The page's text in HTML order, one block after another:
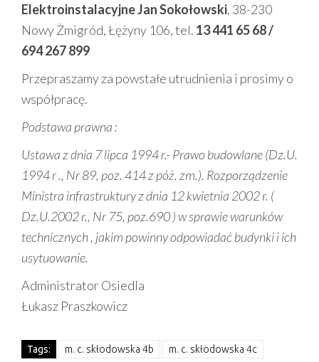
Elektroinstalacyjne Jan Sokołowski, 38-230
Nowy Żmigród, Łężyny 106, tel. 13 441 65 68 /
694 267 899
Przepraszamy za powstałe utrudnienia i prosimy o
współpracę.
Podstawa prawna :
Ustawa z dnia 7 lipca 1994 r.- Prawo budowlane (Dz.U.
1994 r ., Nr 89, poz. 414 z póż. zm.). Rozporządzenie
Ministra infrastruktury z dnia 12 kwietnia 2002 r. (
Dz.U.2002 r., Nr 75, poz.690 ) w sprawie warunków
technicznych , jakim powinny odpowiadać budynki i ich
usytuowanie.
Administrator Osiedla
Łukasz Praszkowicz
Tags: m. c. skłodowska 4b m. c. skłodowska 4c